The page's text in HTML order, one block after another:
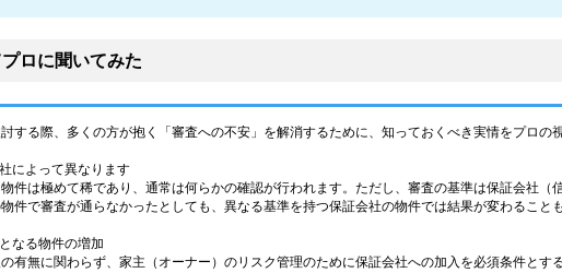
ロに聞いてみた
する際、多くの方が抱く「審査への不安」を解消するために、知っておくべき実情をプロの
によって異なります
物件は極めて稀であり、通常は何らかの確認が行われます。ただし、審査の基準は保証会社（
件で審査が通らなかったとしても、異なる基準を持つ保証会社の物件では結果が変わること
なる物件の増加
有無に関わらず、家主（オーナー）のリスク管理のために保証会社への加入を必須条件とす